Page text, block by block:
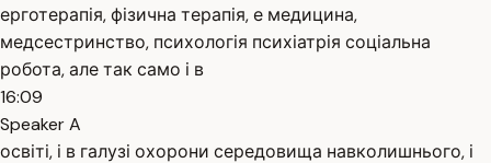
ерготерапія, фізична терапія, е медицина,
медсестринство, психологія психіатрія соціальна
робота, але так само і в
16:09
Speaker A
освіті, і в галузі охорони середовища навколишнього, і